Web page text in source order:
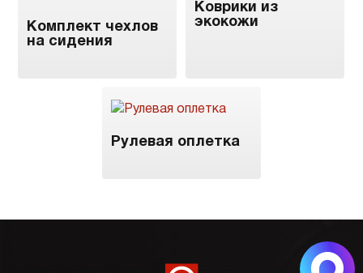
Комплект чехлов
на сидения
Коврики из
экокожи
Рулевая оплетка